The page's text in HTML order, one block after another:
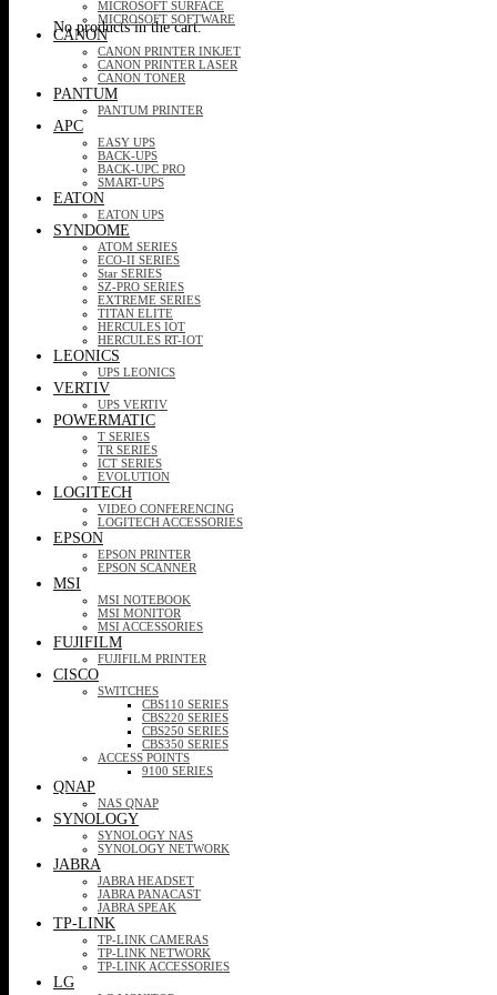
No products in the cart.
MICROSOFT SURFACE
MICROSOFT SOFTWARE
CANON
CANON PRINTER INKJET
CANON PRINTER LASER
CANON TONER
PANTUM
PANTUM PRINTER
APC
EASY UPS
BACK-UPS
BACK-UPC PRO
SMART-UPS
EATON
EATON UPS
SYNDOME
ATOM SERIES
ECO-II SERIES
Star SERIES
SZ-PRO SERIES
EXTREME SERIES
TITAN ELITE
HERCULES IOT
HERCULES RT-IOT
LEONICS
UPS LEONICS
VERTIV
UPS VERTIV
POWERMATIC
T SERIES
TR SERIES
ICT SERIES
EVOLUTION
LOGITECH
VIDEO CONFERENCING
LOGITECH ACCESSORIES
EPSON
EPSON PRINTER
EPSON SCANNER
MSI
MSI NOTEBOOK
MSI MONITOR
MSI ACCESSORIES
FUJIFILM
FUJIFILM PRINTER
CISCO
SWITCHES
CBS110 SERIES
CBS220 SERIES
CBS250 SERIES
CBS350 SERIES
ACCESS POINTS
9100 SERIES
QNAP
NAS QNAP
SYNOLOGY
SYNOLOGY NAS
SYNOLOGY NETWORK
JABRA
JABRA HEADSET
JABRA PANACAST
JABRA SPEAK
TP-LINK
TP-LINK CAMERAS
TP-LINK NETWORK
TP-LINK ACCESSORIES
LG